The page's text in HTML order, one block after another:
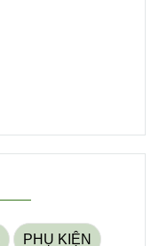
PHỤ KIỆN